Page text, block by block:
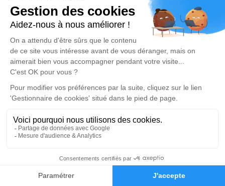
Faire-part Hommages
anecdote ou exprimer vos pensées à travers des
poèmes ou des textes. Cet endroit est un lieu
d'expression dédié à honorer la mémoire d’Huguette
GRATIA.
Un service de plantation d’arbre hommage est
disponible ici.
Je rends hommage
Cérémonie religieuse
Église de Saint Andre
66690 Saint Andre